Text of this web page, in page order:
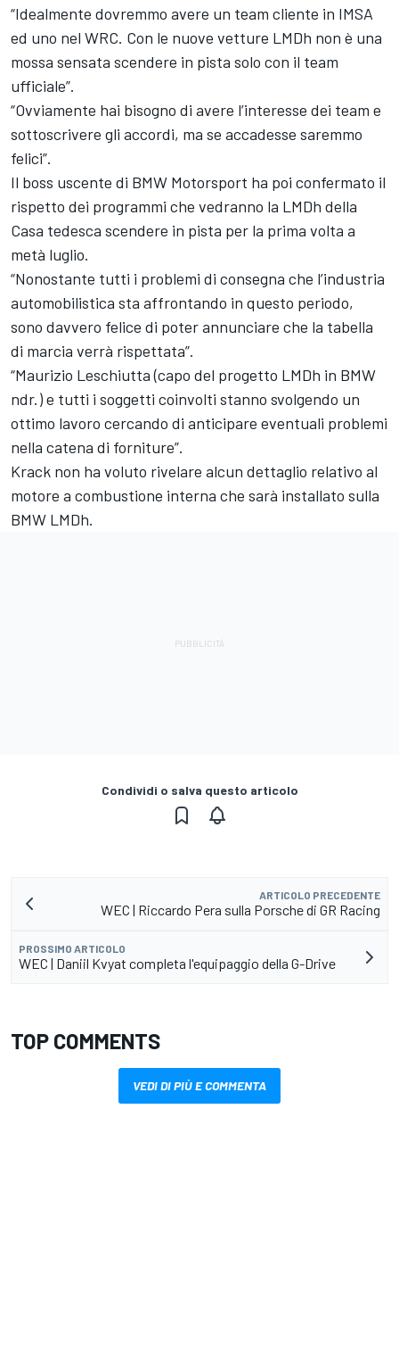
“Idealmente dovremmo avere un team cliente in IMSA
ed uno nel WRC. Con le nuove vetture LMDh non è una
mossa sensata scendere in pista solo con il team
ufficiale”.
“Ovviamente hai bisogno di avere l’interesse dei team e
sottoscrivere gli accordi, ma se accadesse saremmo
felici”.
Il boss uscente di BMW Motorsport ha poi confermato il
rispetto dei programmi che vedranno la LMDh della
Casa tedesca scendere in pista per la prima volta a
metà luglio.
“Nonostante tutti i problemi di consegna che l’industria
automobilistica sta affrontando in questo periodo,
sono davvero felice di poter annunciare che la tabella
di marcia verrà rispettata”.
“Maurizio Leschiutta (capo del progetto LMDh in BMW
ndr.) e tutti i soggetti coinvolti stanno svolgendo un
ottimo lavoro cercando di anticipare eventuali problemi
nella catena di forniture”.
Krack non ha voluto rivelare alcun dettaglio relativo al
motore a combustione interna che sarà installato sulla
BMW LMDh.
Condividi o salva questo articolo
ARTICOLO PRECEDENTE
WEC | Riccardo Pera sulla Porsche di GR Racing
PROSSIMO ARTICOLO
WEC | Daniil Kvyat completa l'equipaggio della G-Drive
TOP COMMENTS
VEDI DI PIÙ E COMMENTA